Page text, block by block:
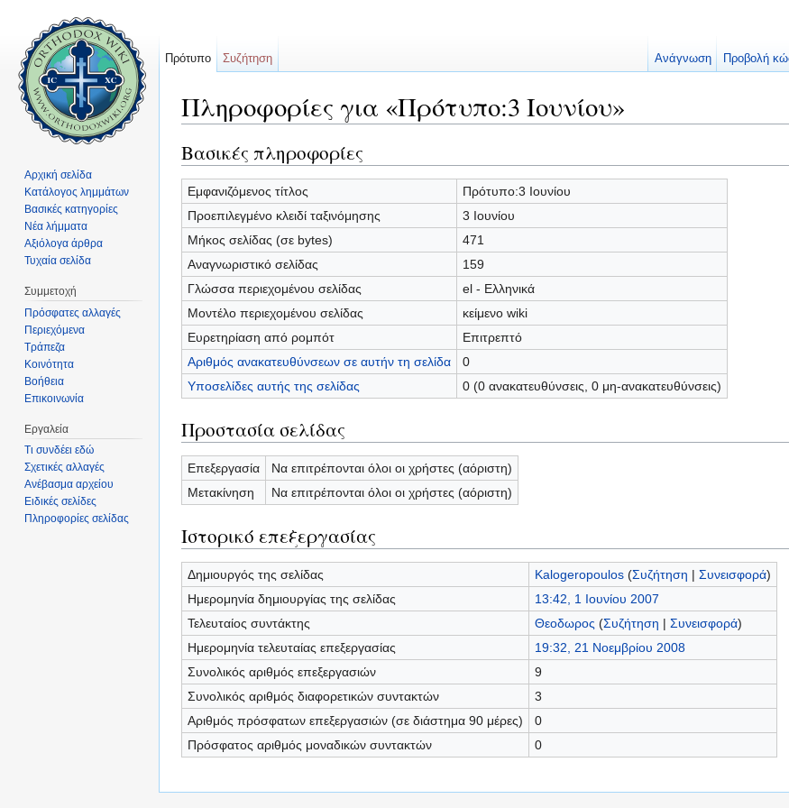
Πληροφορίες για «Πρότυπο:3 Ιουνίου»
Βασικές πληροφορίες
Εμφανιζόμενος τίτλος
Πρότυπο:3 Ιουνίου
Προεπιλεγμένο κλειδί ταξινόμησης
3 Ιουνίου
Μήκος σελίδας (σε bytes)
471
Αναγνωριστικό σελίδας
159
Γλώσσα περιεχομένου σελίδας
el - Ελληνικά
Μοντέλο περιεχομένου σελίδας
κείμενο wiki
Ευρετηρίαση από ρομπότ
Επιτρεπτό
Αριθμός ανακατευθύνσεων σε αυτήν τη σελίδα
0
Υποσελίδες αυτής της σελίδας
0 (0 ανακατευθύνσεις, 0 μη-ανακατευθύνσεις)
Προστασία σελίδας
Επεξεργασία
Να επιτρέπονται όλοι οι χρήστες (αόριστη)
Μετακίνηση
Να επιτρέπονται όλοι οι χρήστες (αόριστη)
Ιστορικό επεξεργασίας
Δημιουργός της σελίδας Kalogeropoulos (Συζήτηση | Συνεισφορά)
Ημερομηνία δημιουργίας της σελίδας
13:42, 1 Ιουνίου 2007
Τελευταίος συντάκτης
Θεοδωρος (Συζήτηση | Συνεισφορά)
Ημερομηνία τελευταίας επεξεργασίας
19:32, 21 Νοεμβρίου 2008
Συνολικός αριθμός επεξεργασιών
9
Συνολικός αριθμός διαφορετικών συντακτών
3
Αριθμός πρόσφατων επεξεργασιών (σε διάστημα 90 μέρες)
0
Πρόσφατος αριθμός μοναδικών συντακτών
0
Πρότυπο Συζήτηση Ανάγνωση Προβολή
Αρχική σελίδα
Κατάλογος λημμάτων
Βασικές κατηγορίες
Νέα λήμματα
Αξιόλογα άρθρα
Τυχαία σελίδα
Συμμετοχή
Πρόσφατες αλλαγές
Περιεχόμενα
Τράπεζα
Κοινότητα
Βοήθεια
Επικοινωνία
Εργαλεία
Τι συνδέει εδώ
Σχετικές αλλαγές
Ανέβασμα αρχείου
Ειδικές σελίδες
Πληροφορίες σελίδας